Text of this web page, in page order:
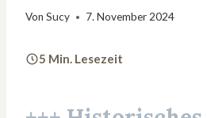
Von Sucy 7. November 2024
5 Min. Lesezeit